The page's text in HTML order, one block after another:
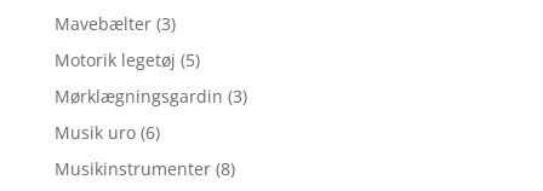
Mavebælter (3)
Motorik legetøj (5)
Mørklægningsgardin (3)
Musik uro (6)
Musikinstrumenter (8)